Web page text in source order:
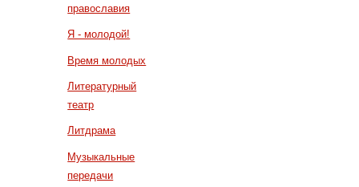
православия
Я - молодой!
Время молодых
Литературный
театр
Литдрама
Музыкальные
передачи